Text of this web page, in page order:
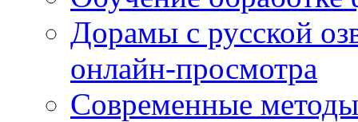
Дорамы с русской
онлайн-просмотра
Современные